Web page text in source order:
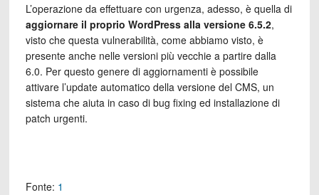
L’operazione da effettuare con urgenza, adesso, è quella di
aggiornare il proprio WordPress alla versione 6.5.2,
visto che questa vulnerabilità, come abbiamo visto, è
presente anche nelle versioni più vecchie a partire dalla
6.0. Per questo genere di aggiornamenti è possibile
attivare l’update automatico della versione del CMS, un
sistema che aiuta in caso di bug fixing ed installazione di
patch urgenti.
Fonte: 1